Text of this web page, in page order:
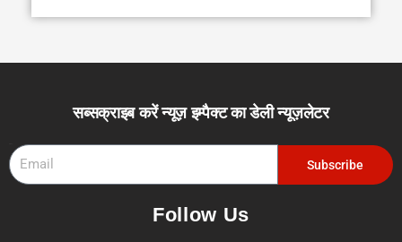
सब्सक्राइब करें न्यूज़ इम्पैक्ट का डेली न्यूज़लेटर
Subscribe
Follow Us